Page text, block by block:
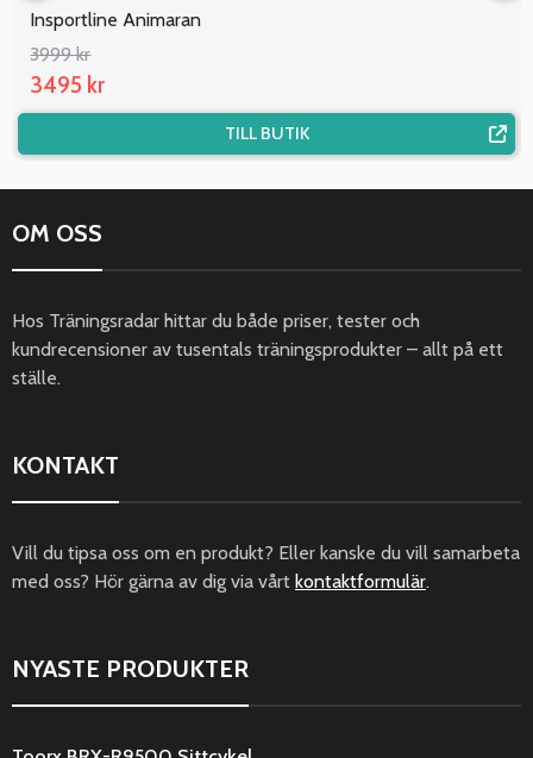
Insportline Animaran
3999 kr
3495 kr
TILL BUTIK
OM OSS
Hos Träningsradar hittar du både priser, tester och
kundrecensioner av tusentals träningsprodukter – allt på ett
ställe.
KONTAKT
Vill du tipsa oss om en produkt? Eller kanske du vill samarbeta
med oss? Hör gärna av dig via vårt kontaktformulär.
NYASTE PRODUKTER